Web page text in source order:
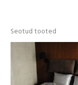
Seotud tooted